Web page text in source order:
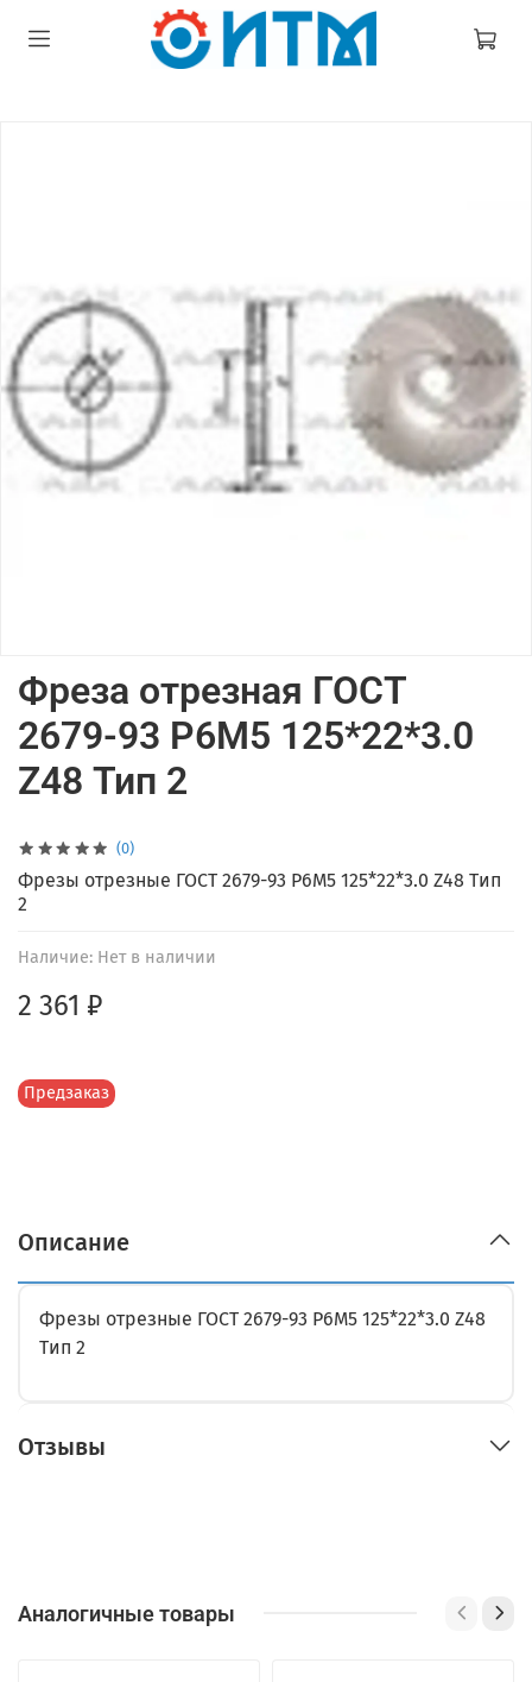
(0)
Наличие: Нет в наличии
Предзаказ
Фреза отрезная ГОСТ
2679-93 Р6М5 125*22*3.0
Z48 Тип 2
2 361 ₽
Фрезы отрезные ГОСТ 2679-93 Р6М5 125*22*3.0 Z48 Тип
2
Описание
Фрезы отрезные ГОСТ 2679-93 Р6М5 125*22*3.0 Z48
Тип 2
Отзывы
Аналогичные товары